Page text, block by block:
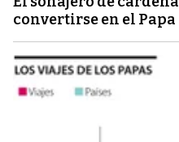
convertirse en el Papa